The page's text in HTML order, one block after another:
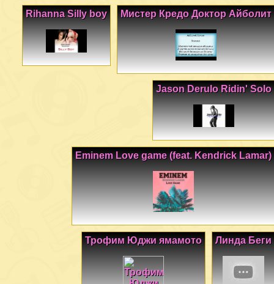
Мистер Кредо Доктор Айболит
Rihanna Silly boy
Jason Derulo Ridin' Solo
Eminem Love game (feat. Kendrick Lamar)
Линда Беги
Трофим Юджи ямамото